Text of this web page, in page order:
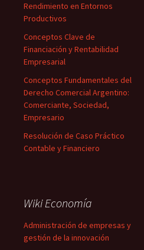
Rendimiento en Entornos
Productivos
Conceptos Clave de
Financiación y Rentabilidad
Empresarial
Conceptos Fundamentales del
Derecho Comercial Argentino:
Comerciante, Sociedad,
Empresario
Resolución de Caso Práctico
Contable y Financiero
Wiki Economía
Administración de empresas y
gestión de la innovación